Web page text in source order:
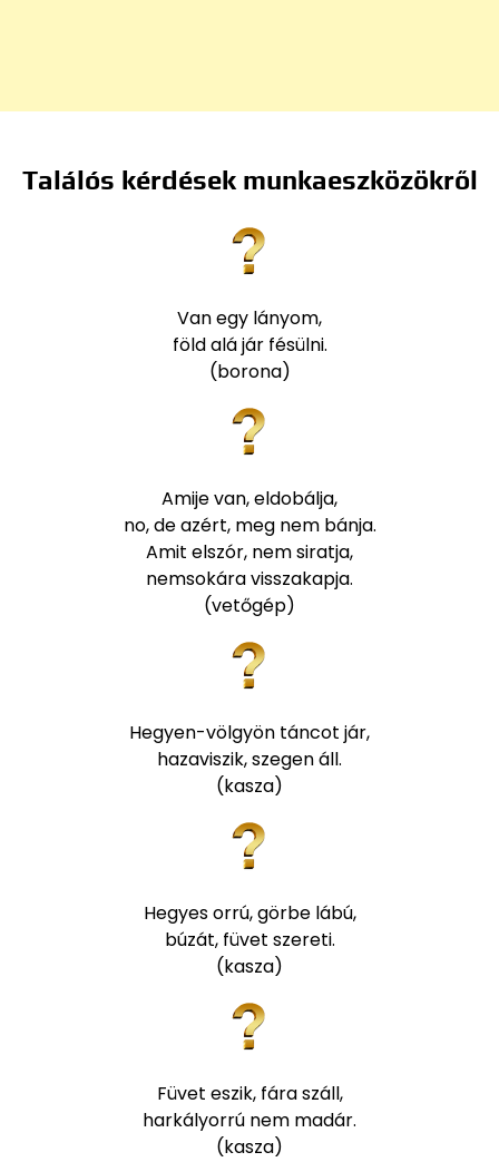
Találós kérdések munkaeszközökről
Van egy lányom,
föld alá jár fésülni.
(borona)
Amije van, eldobálja,
no, de azért, meg nem bánja.
Amit elszór, nem siratja,
nemsokára visszakapja.
(vetőgép)
Hegyen-völgyön táncot jár,
hazaviszik, szegen áll.
(kasza)
Hegyes orrú, görbe lábú,
búzát, füvet szereti.
(kasza)
Füvet eszik, fára száll,
harkályorrú nem madár.
(kasza)